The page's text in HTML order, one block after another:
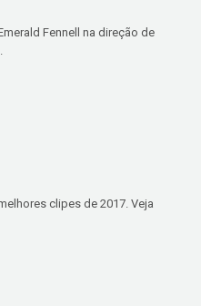
Fennell na direção de
clipes de 2017. Veja